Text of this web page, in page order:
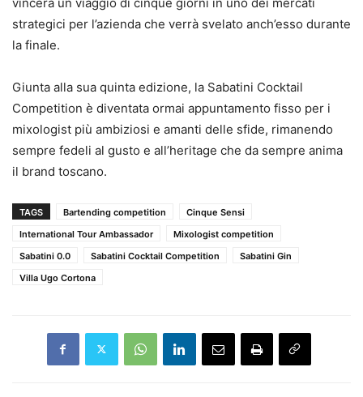
strategici per l’azienda che verrà svelato anch’esso durante
la finale.
Giunta alla sua quinta edizione, la Sabatini Cocktail
Competition è diventata ormai appuntamento fisso per i
mixologist più ambiziosi e amanti delle sfide, rimanendo
sempre fedeli al gusto e all’heritage che da sempre anima
il brand toscano.
TAGS Bartending competition
Cinque Sensi
International Tour Ambassador
Mixologist competition
Sabatini 0.0
Sabatini Cocktail Competition
Sabatini Gin
Villa Ugo Cortona